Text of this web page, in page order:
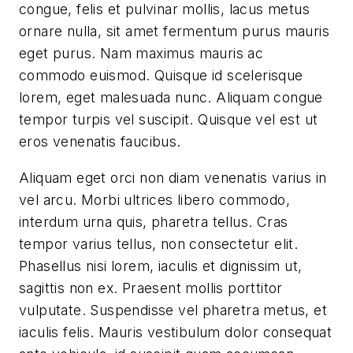
congue, felis et pulvinar mollis, lacus metus
ornare nulla, sit amet fermentum purus mauris
eget purus. Nam maximus mauris ac
commodo euismod. Quisque id scelerisque
lorem, eget malesuada nunc. Aliquam congue
tempor turpis vel suscipit. Quisque vel est ut
eros venenatis faucibus.
Aliquam eget orci non diam venenatis varius in
vel arcu. Morbi ultrices libero commodo,
interdum urna quis, pharetra tellus. Cras
tempor varius tellus, non consectetur elit.
Phasellus nisi lorem, iaculis et dignissim ut,
sagittis non ex. Praesent mollis porttitor
vulputate. Suspendisse vel pharetra metus, et
iaculis felis. Mauris vestibulum dolor consequat